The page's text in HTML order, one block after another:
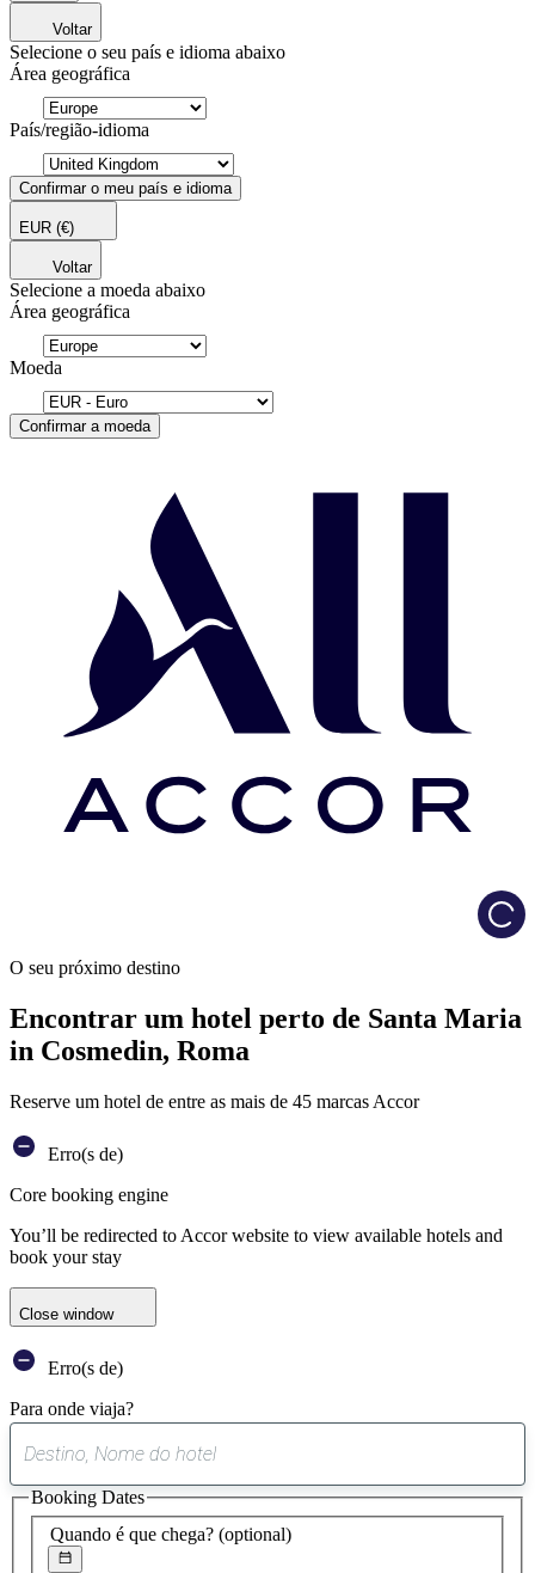
Voltar
Selecione o seu país e idioma abaixo
Área geográfica
País/região-idioma
Confirmar o meu país e idioma
EUR (€)
Voltar
Selecione a moeda abaixo
Área geográfica
Moeda
Confirmar a moeda
O seu próximo destino
Encontrar um hotel perto de Santa Maria
in Cosmedin, Roma
Reserve um hotel de entre as mais de 45 marcas Accor
Erro(s de)
Core booking engine
You’ll be redirected to Accor website to view available hotels and
book your stay
Close window
Erro(s de)
Para onde viaja?
sugestão
encontrada
Quando é que chega? (optional)
Booking Dates